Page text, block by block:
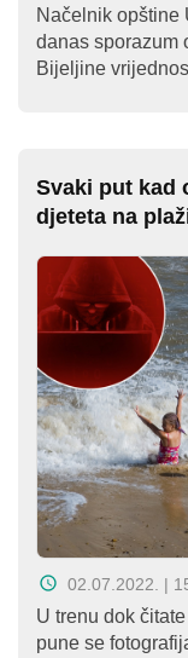
Načelnik opštine
danas sporazum
Bijeljine
Svaki put kad
djeteta na
02.07.2022. |
U trenu dok
pune se